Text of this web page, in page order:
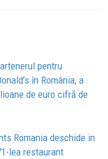
pentru
în România, a
de euro cifră de
Romania deschide in
lea restaurant